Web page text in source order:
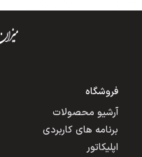
فروشگاه
آرشیو محصولات
برنامه های کاربردی
اپلیکاتور